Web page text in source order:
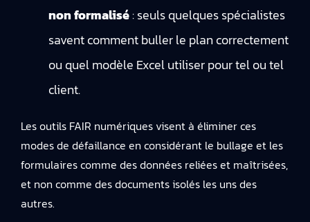
non formalisé: seuls quelques spécialistes
savent comment buller le plan correctement
ou quel modèle Excel utiliser pour tel ou tel
client.
Les outils FAIR numériques visent à éliminer ces
modes de défaillance en considérant le bullage et les
formulaires comme des données reliées et maîtrisées,
et non comme des documents isolés les uns des
autres.